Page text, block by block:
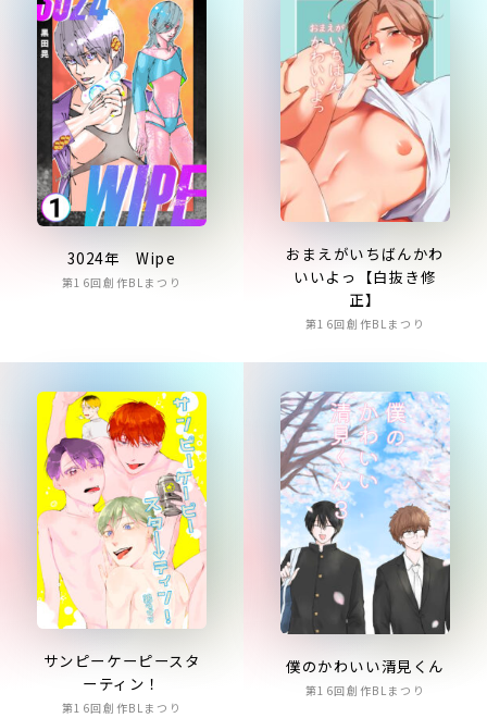
3024年 Wipe
第16回創作BLまつり
おまえがいちばんかわ
いいよっ【白抜き修
正】
第16回創作BLまつり
サンピーケーピースタ
ーティン！
第16回創作BLまつり
僕のかわいい清見くん
第16回創作BLまつり